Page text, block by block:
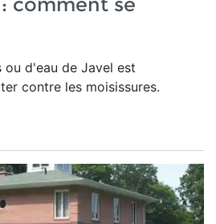
ou d'eau de Javel est
contre les moisissures.